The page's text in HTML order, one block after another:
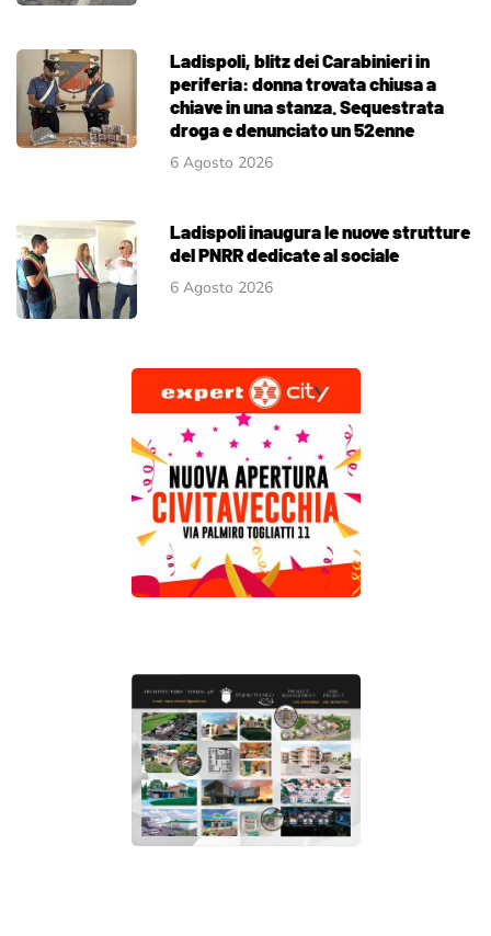
Ladispoli, blitz dei Carabinieri in
periferia: donna trovata chiusa a
chiave in una stanza. Sequestrata
droga e denunciato un 52enne
6 Agosto 2026
Ladispoli inaugura le nuove strutture
del PNRR dedicate al sociale
6 Agosto 2026